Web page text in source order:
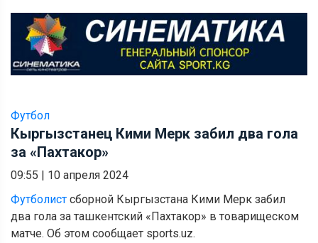
Футбол
Кыргызстанец Кими Мерк забил два гола
за «Пахтакор»
09:55 | 10 апреля 2024
Футболист сборной Кыргызстана Кими Мерк забил
два гола за ташкентский «Пахтакор» в товарищеском
матче. Об этом сообщает sports.uz.